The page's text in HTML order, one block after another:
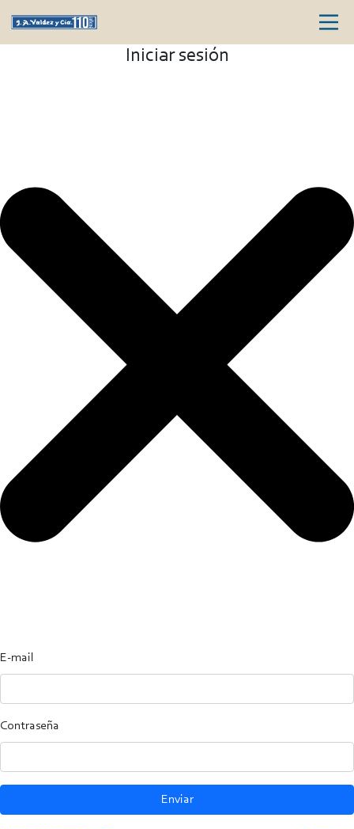
Iniciar sesión
E-mail
Contraseña
Enviar